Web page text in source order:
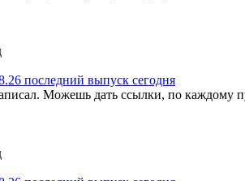
последний выпуск сегодня
Можешь дать ссылки, по каждому